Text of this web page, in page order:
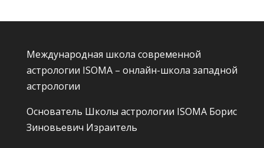
Международная школа современной
астрологии ISOMA – онлайн-школа западной
астрологии
Основатель Школы астрологии ISOMA Борис
Зиновьевич Израитель